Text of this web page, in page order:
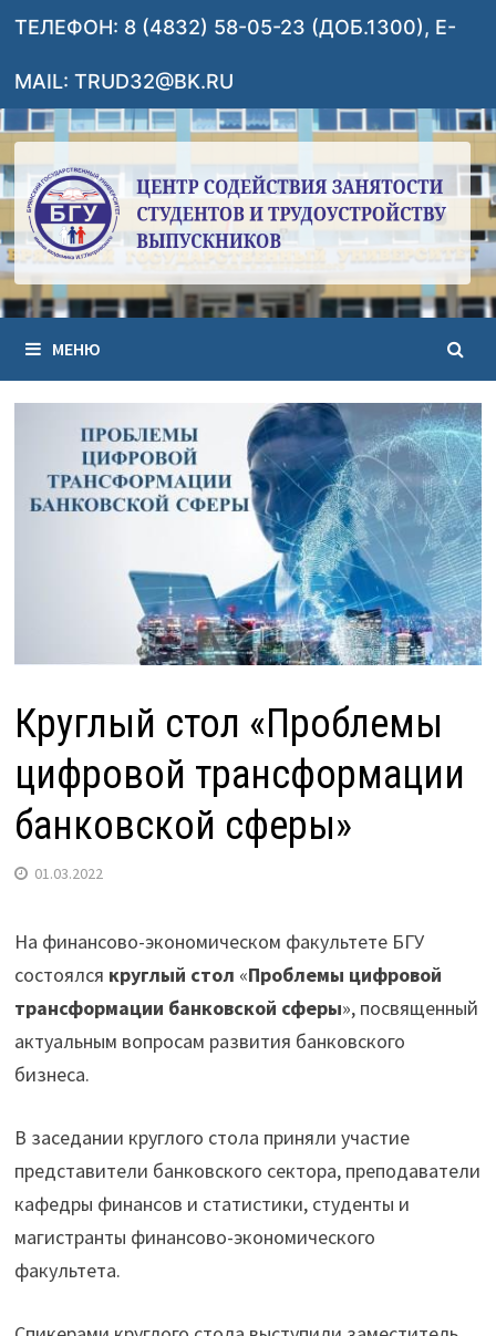
Перейти
содержимому
ТЕЛЕФОН: 8 (4832) 58-05-23 (ДОБ.1300), E-
MAIL: TRUD32@BK.RU
МЕНЮ
Круглый стол «Проблемы
цифровой трансформации
банковской сферы»
01.03.2022
На финансово-экономическом факультете БГУ
состоялся круглый стол «Проблемы цифровой
трансформации банковской сферы», посвященный
актуальным вопросам развития банковского
бизнеса.
В заседании круглого стола приняли участие
представители банковского сектора, преподаватели
кафедры финансов и статистики, студенты и
магистранты финансово-экономического
факультета.